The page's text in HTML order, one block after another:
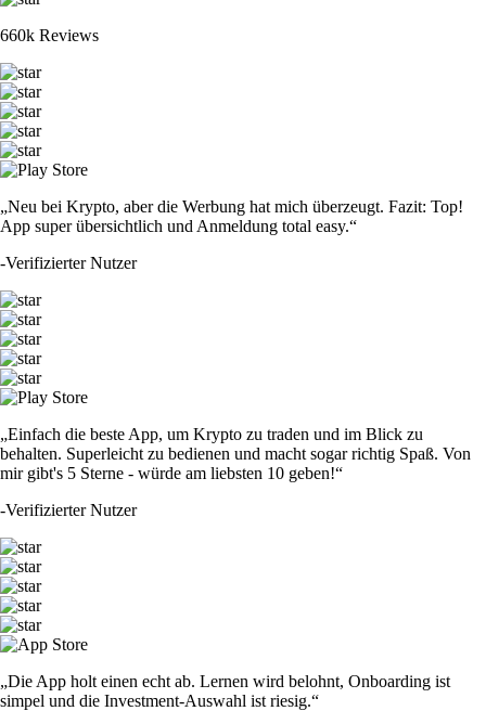
660k Reviews
„Neu bei Krypto, aber die Werbung hat mich überzeugt. Fazit: Top!
App super übersichtlich und Anmeldung total easy.“
-Verifizierter Nutzer
„Einfach die beste App, um Krypto zu traden und im Blick zu
behalten. Superleicht zu bedienen und macht sogar richtig Spaß. Von
mir gibt's 5 Sterne - würde am liebsten 10 geben!“
-Verifizierter Nutzer
„Die App holt einen echt ab. Lernen wird belohnt, Onboarding ist
simpel und die Investment-Auswahl ist riesig.“